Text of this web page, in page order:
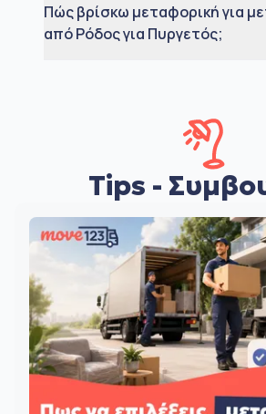
Πώς βρίσκω μεταφορική για
από Ρόδος για Πυργετός;
Tips -